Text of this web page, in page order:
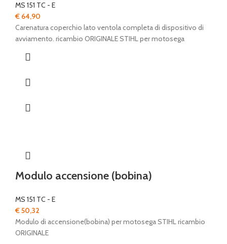
MS 151 TC - E
€ 64,90
Carenatura coperchio lato ventola completa di dispositivo di
avviamento. ricambio ORIGINALE STIHL per motosega
Modulo accensione (bobina)
MS 151 TC - E
€50,32
Modulo di accensione(bobina) per motosega STIHL ricambio
ORIGINALE